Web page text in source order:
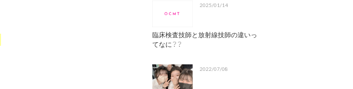
2025/01/14
臨床検査技師と放射線技師の違いっ
てなに？？
2022/07/08